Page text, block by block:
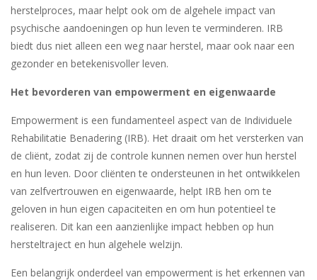
herstelproces, maar helpt ook om de algehele impact van
psychische aandoeningen op hun leven te verminderen. IRB
biedt dus niet alleen een weg naar herstel, maar ook naar een
gezonder en betekenisvoller leven.
Het bevorderen van empowerment en eigenwaarde
Empowerment is een fundamenteel aspect van de Individuele
Rehabilitatie Benadering (IRB). Het draait om het versterken van
de cliënt, zodat zij de controle kunnen nemen over hun herstel
en hun leven. Door cliënten te ondersteunen in het ontwikkelen
van zelfvertrouwen en eigenwaarde, helpt IRB hen om te
geloven in hun eigen capaciteiten en om hun potentieel te
realiseren. Dit kan een aanzienlijke impact hebben op hun
hersteltraject en hun algehele welzijn.
Een belangrijk onderdeel van empowerment is het erkennen van